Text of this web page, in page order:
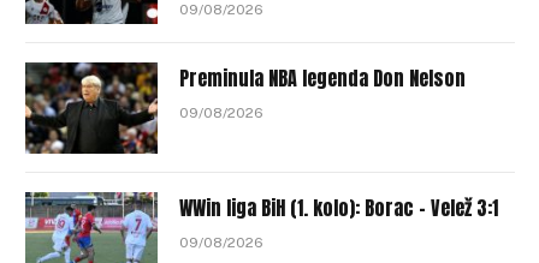
09/08/2026
Preminula NBA legenda Don Nelson
09/08/2026
WWin liga BiH (1. kolo): Borac – Velež 3:1
09/08/2026